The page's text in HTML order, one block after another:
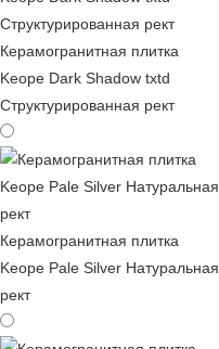
Керамогранитная плитка
Keope Dark Shadow txtd
Структурированная рект
Керамогранитная плитка
Keope Pale Silver Натуральная
рект